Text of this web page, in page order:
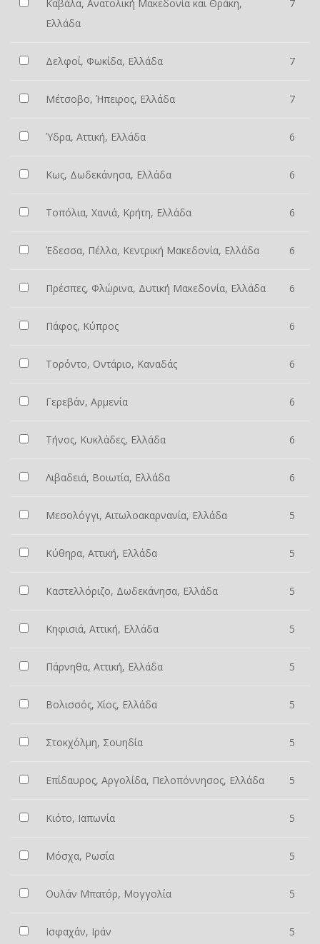
Καβάλα, Ανατολική Μακεδονία και Θράκη,
Ελλάδα
7
Δελφοί, Φωκίδα, Ελλάδα 7
Μέτσοβο, Ήπειρος, Ελλάδα 7
Ύδρα, Αττική, Ελλάδα 6
Κως, Δωδεκάνησα, Ελλάδα 6
Τοπόλια, Χανιά, Κρήτη, Ελλάδα 6
Έδεσσα, Πέλλα, Κεντρική Μακεδονία, Ελλάδα 6
Πρέσπες, Φλώρινα, Δυτική Μακεδονία, Ελλάδα 6
Πάφος, Κύπρος 6
Τορόντο, Οντάριο, Καναδάς 6
Γερεβάν, Αρμενία 6
Τήνος, Κυκλάδες, Ελλάδα 6
Λιβαδειά, Βοιωτία, Ελλάδα 6
Μεσολόγγι, Αιτωλοακαρνανία, Ελλάδα 5
Κύθηρα, Αττική, Ελλάδα 5
Καστελλόριζο, Δωδεκάνησα, Ελλάδα 5
Κηφισιά, Αττική, Ελλάδα 5
Πάρνηθα, Αττική, Ελλάδα 5
Βολισσός, Χίος, Ελλάδα 5
Στοκχόλμη, Σουηδία 5
Επίδαυρος, Αργολίδα, Πελοπόννησος, Ελλάδα 5
Κιότο, Ιαπωνία 5
Μόσχα, Ρωσία 5
Ουλάν Μπατόρ, Μογγολία 5
Ισφαχάν, Ιράν 5